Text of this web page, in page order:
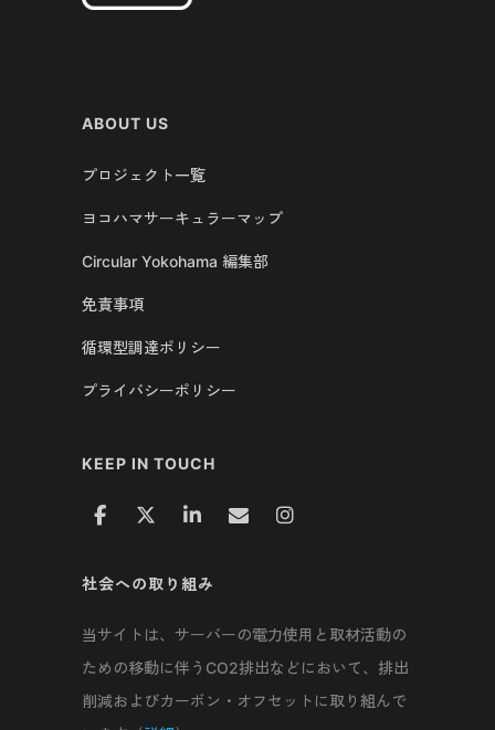
ABOUT US
プロジェクト一覧
ヨコハマサーキュラーマップ
Circular Yokohama 編集部
免責事項
循環型調達ポリシー
プライバシーポリシー
KEEP IN TOUCH
社会への取り組み
当サイトは、サーバーの電力使用と取材活動の
ための移動に伴うCO2排出などにおいて、排出
削減およびカーボン・オフセットに取り組んで